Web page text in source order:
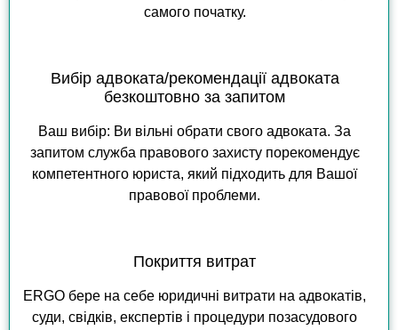
самого початку.
Вибір адвоката/рекомендації адвоката
безкоштовно за запитом
Ваш вибір: Ви вільні обрати свого адвоката. За
запитом служба правового захисту порекомендує
компетентного юриста, який підходить для Вашої
правової проблеми.
Покриття витрат
ERGO бере на себе юридичні витрати на адвокатів,
суди, свідків, експертів і процедури позасудового